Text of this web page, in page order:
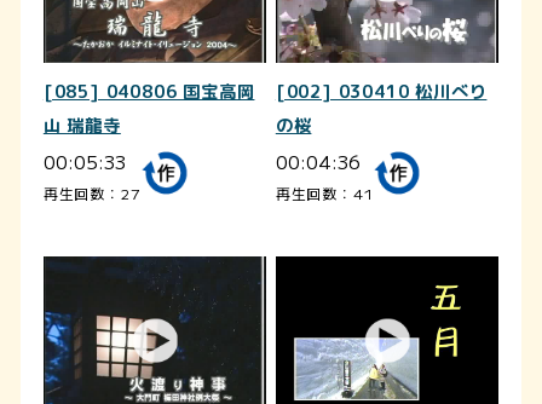
[085] 040806 国宝高岡
山 瑞龍寺
00:05:33
再生回数：27
[002] 030410 松川べり
の桜
00:04:36
再生回数：41